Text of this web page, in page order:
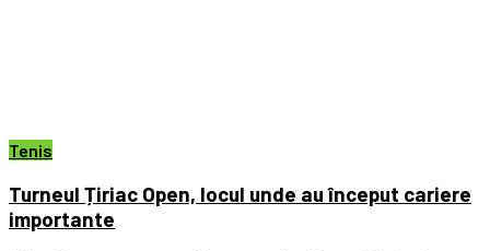
Tenis
Turneul Țiriac Open, locul unde au început cariere
importante